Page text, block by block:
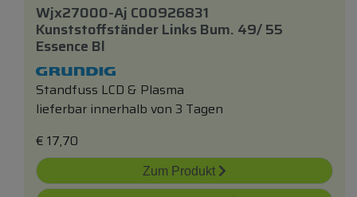
Wjx27000-Aj C00926831
Kunststoffständer Links Bum. 49/ 55
Essence Bl
Standfuss LCD & Plasma
lieferbar innerhalb von 3 Tagen
€ 17,70
Zum Produkt